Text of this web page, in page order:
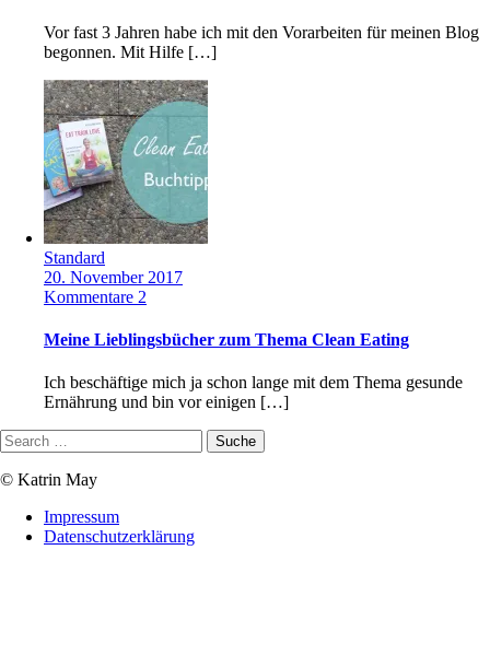
Vor fast 3 Jahren habe ich mit den Vorarbeiten für meinen Blog
begonnen. Mit Hilfe […]
Standard
20. November 2017
Kommentare 2
Meine Lieblingsbücher zum Thema Clean Eating
Ich beschäftige mich ja schon lange mit dem Thema gesunde
Ernährung und bin vor einigen […]
© Katrin May
Impressum
Datenschutzerklärung